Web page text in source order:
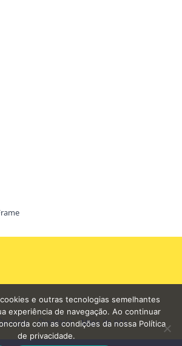
Ouvidoria Mapa do site
e outras tecnologias semelhantes
experiência de navegação. Ao continuar
com as condições da nossa Política
de privacidade.